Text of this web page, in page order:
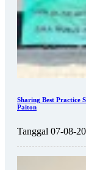
Sharing Best Practice
Paiton
Tanggal 07-08-